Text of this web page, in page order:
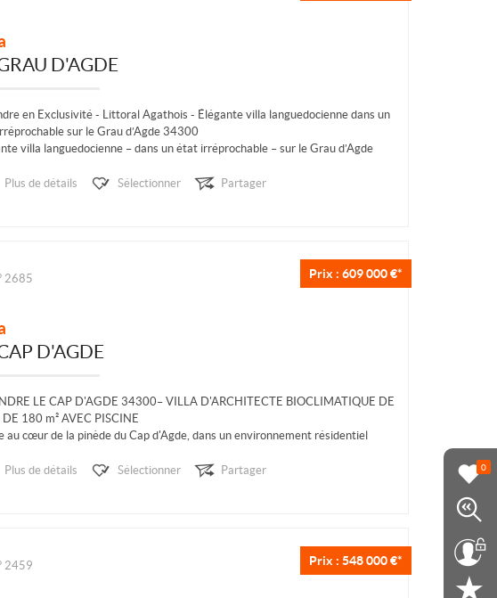
0
D'AGDE
en Exclusivité - Littoral Agathois - Élégante villa languedocienne dans un
sur le Grau d’Agde 34300
villa languedocienne – dans un état irréprochable – sur le Grau d’Agde
Plus de détails Sélectionner Partager
Prix : 609 000 €*
2685
D'AGDE
LE CAP D'AGDE 34300– VILLA D'ARCHITECTE BIOCLIMATIQUE DE
DE 180 m² AVEC PISCINE
au cœur de la pinède du Cap d'Agde, dans un environnement résidentiel
Plus de détails
Sélectionner Partager
Prix : 548 000 €*
2459